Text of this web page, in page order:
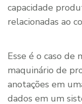
capacidade
relacionadas ao
Esse é o caso
maquinário de
anotações em
dados em um